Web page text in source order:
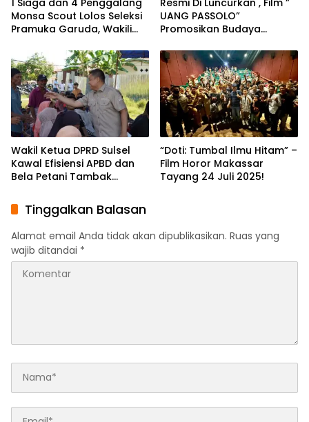
1 Siaga dan 4 Penggalang
Monsa Scout Lolos Seleksi
Pramuka Garuda, Wakili
Resmi Di Luncurkan , Film ”
UANG PASSOLO”
Promosikan Budaya
Ekonomi Kreatif
Wakil Ketua DPRD Sulsel
Kawal Efisiensi APBD dan
Bela Petani Tambak
“Doti: Tumbal Ilmu Hitam” –
Film Horor Makassar
Tayang 24 Juli 2025!
Tinggalkan Balasan
Alamat email Anda tidak akan dipublikasikan. Ruas yang
wajib ditandai *